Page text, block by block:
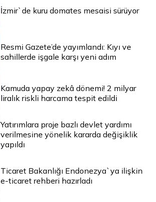
İzmir`de kuru domates mesaisi sürüyor
Resmi Gazete’de yayımlandı: Kıyı ve
sahillerde işgale karşı yeni adım
Kamuda yapay zekâ dönemi! 2 milyar
liralık riskli harcama tespit edildi
Yatırımlara proje bazlı devlet yardımı
verilmesine yönelik kararda değişiklik
yapıldı
Ticaret Bakanlığı Endonezya`ya ilişkin
e-ticaret rehberi hazırladı